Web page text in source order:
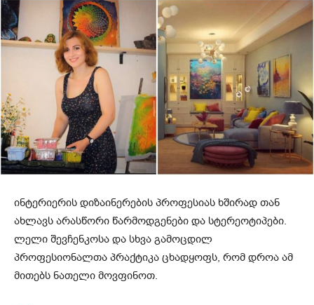
ინტერიერის დიზაინერების პროფესიას ხშირად თან
ახლავს არასწორი წარმოდგენები და სტერეოტიპები.
ლელი შევჩენკოსა და სხვა გამოცდილ
პროფესიონალთა პრაქტიკა ცხადყოფს, რომ დროა ამ
მითებს ნათელი მოვფინოთ.